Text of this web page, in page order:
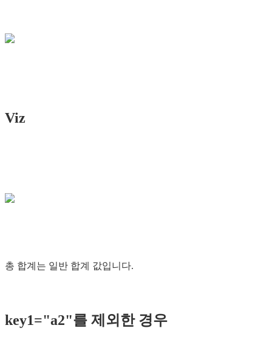
Viz
총 합계는 일반 합계 값입니다.
key1="a2"를 제외한 경우